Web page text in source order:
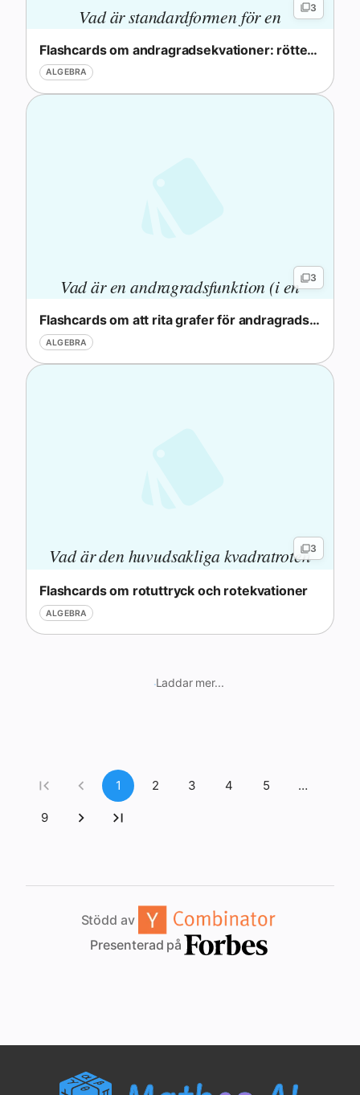
Vad är standardformen för en
andragradsekvation?
3
Flashcards om andragradsekvationer: rötter och former
ALGEBRA
Vad är en andragradsfunktion (i en
variabel)?
3
Flashcards om att rita grafer för andragradsfunktioner
ALGEBRA
Vad är den huvudsakliga kvadratroten
a
a
3
Flashcards om rotuttryck och rotekvationer
ALGEBRA
Laddar mer...
1 2 3 4 5 …
9
Stödd av
Presenterad på